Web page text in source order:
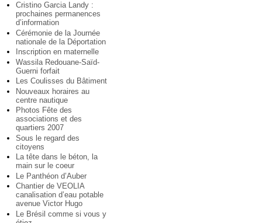
Cristino Garcia Landy :
prochaines permanences
d’information
Cérémonie de la Journée
nationale de la Déportation
Inscription en maternelle
Wassila Redouane-Saïd-
Guerni forfait
Les Coulisses du Bâtiment
Nouveaux horaires au
centre nautique
Photos Fête des
associations et des
quartiers 2007
Sous le regard des
citoyens
La tête dans le béton, la
main sur le coeur
Le Panthéon d’Auber
Chantier de VEOLIA
canalisation d’eau potable
avenue Victor Hugo
Le Brésil comme si vous y